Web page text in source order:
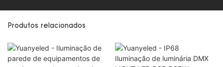
Produtos relacionados